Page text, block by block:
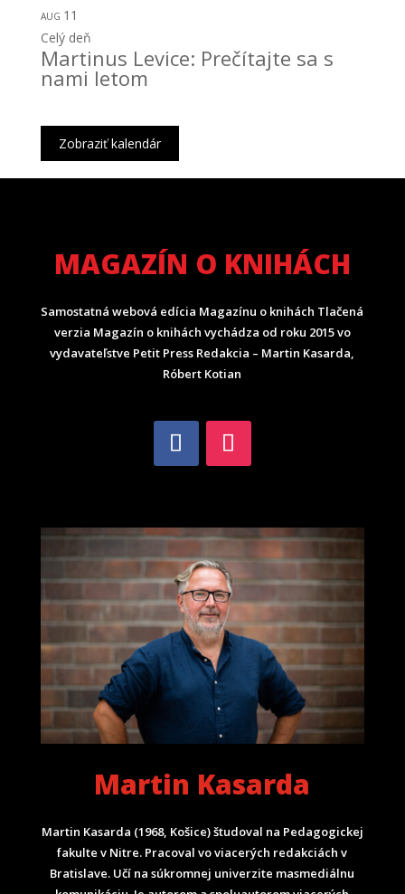
AUG 11
Celý deň
Martinus Levice: Prečítajte sa s
nami letom
Zobraziť kalendár
MAGAZÍN O KNIHÁCH
Samostatná webová edícia Magazínu o knihách Tlačená
verzia Magazín o knihách vychádza od roku 2015 vo
vydavateľstve Petit Press Redakcia – Martin Kasarda,
Róbert Kotian
Martin Kasarda
Martin Kasarda (1968, Košice) študoval na Pedagogickej
fakulte v Nitre. Pracoval vo viacerých redakciách v
Bratislave. Učí na súkromnej univerzite masmediálnu